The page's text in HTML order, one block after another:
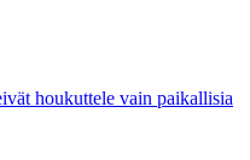
houkuttele vain paikallisia